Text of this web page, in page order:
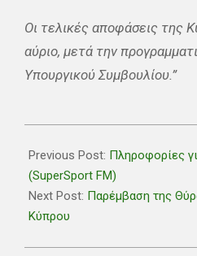
Οι τελικές αποφάσεις της
αύριο, μετά την
Υπουργικού Συμβουλίου.”
02-
02
Previous Post: Πληροφορίες
(SuperSport FM)
Next Post: Παρέμβαση της
Κύπρου